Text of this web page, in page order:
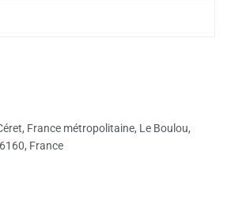
France métropolitaine, Le Boulou,
France